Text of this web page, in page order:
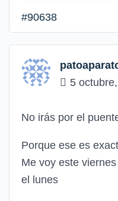
#90638
5
No irás por el
Porque ese es
Me voy este
el lunes